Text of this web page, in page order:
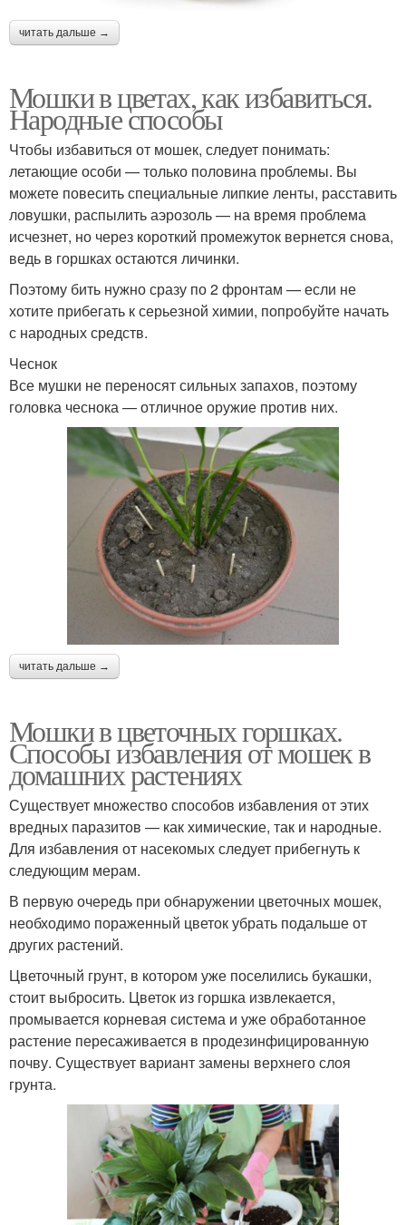
читать дальше →
Мошки в цветах, как избавиться.
Народные способы
Чтобы избавиться от мошек, следует понимать:
летающие особи — только половина проблемы. Вы
можете повесить специальные липкие ленты, расставить
ловушки, распылить аэрозоль — на время проблема
исчезнет, но через короткий промежуток вернется снова,
ведь в горшках остаются личинки.
Поэтому бить нужно сразу по 2 фронтам — если не
хотите прибегать к серьезной химии, попробуйте начать
с народных средств.
Чеснок
Все мушки не переносят сильных запахов, поэтому
головка чеснока — отличное оружие против них.
читать дальше →
Мошки в цветочных горшках.
Способы избавления от мошек в
домашних растениях
Существует множество способов избавления от этих
вредных паразитов — как химические, так и народные.
Для избавления от насекомых следует прибегнуть к
следующим мерам.
В первую очередь при обнаружении цветочных мошек,
необходимо пораженный цветок убрать подальше от
других растений.
Цветочный грунт, в котором уже поселились букашки,
стоит выбросить. Цветок из горшка извлекается,
промывается корневая система и уже обработанное
растение пересаживается в продезинфицированную
почву. Существует вариант замены верхнего слоя
грунта.